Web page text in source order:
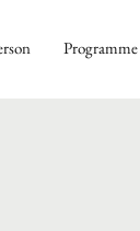
Programme